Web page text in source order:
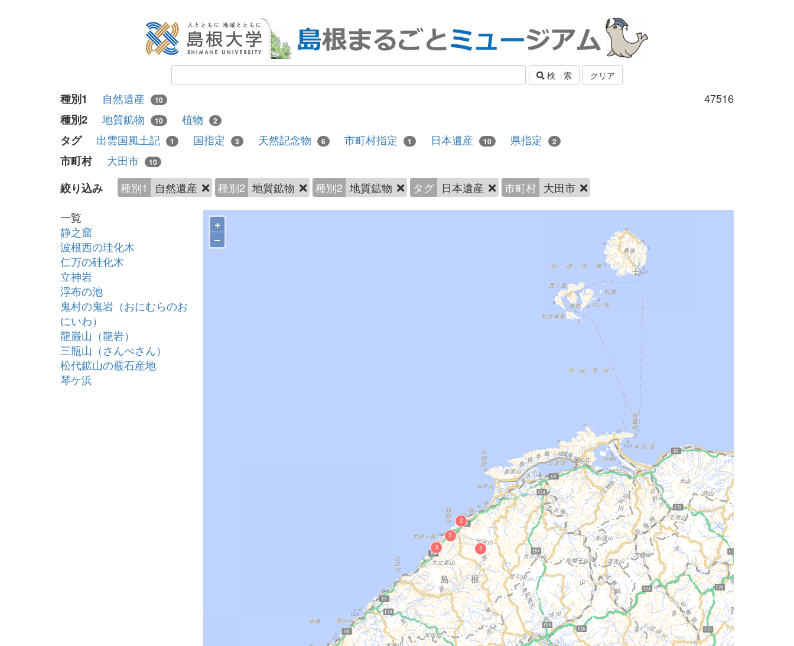
検 索 クリア
47516
種別1 自然遺産 10
種別2 地質鉱物 10 植物 2
タグ 出雲国風土記 1 国指定 3 天然記念物 6 市町村指定 1 日本遺産 10 県指定 2
市町村 大田市 10
絞り込み 種別1 自然遺産 種別2 地質鉱物 種別2 地質鉱物 タグ 日本遺産 市町村 大田市
一覧
静之窟
波根西の珪化木
仁万の硅化木
立神岩
浮布の池
鬼村の鬼岩（おにむらのお
にいわ）
龍巌山（龍岩）
三瓶山（さんべさん）
松代鉱山の霰石産地
琴ケ浜
+
–